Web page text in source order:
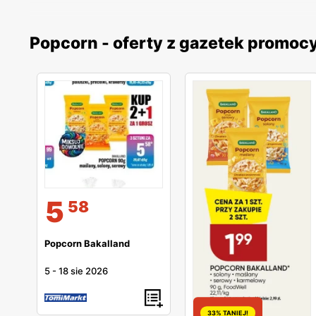
Popcorn - oferty z gazetek
5 58
Popcorn Bakalland
5 -18 sie 2026
33% TANIEJ!